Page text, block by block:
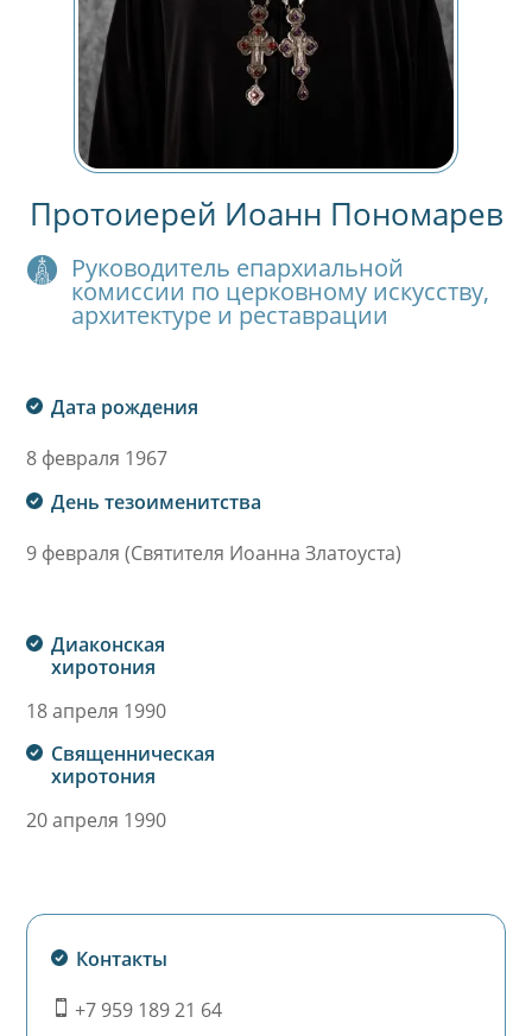
Протоиерей Иоанн Пономарев
Руководитель епархиальной
комиссии по церковному искусству,
архитектуре и реставрации
Дата рождения
8 февраля 1967
День тезоименитства
9 февраля (Святителя Иоанна Златоуста)
Диаконская
хиротония
18 апреля 1990
Священническая
хиротония
20 апреля 1990
Контакты
+7 959 189 21 64